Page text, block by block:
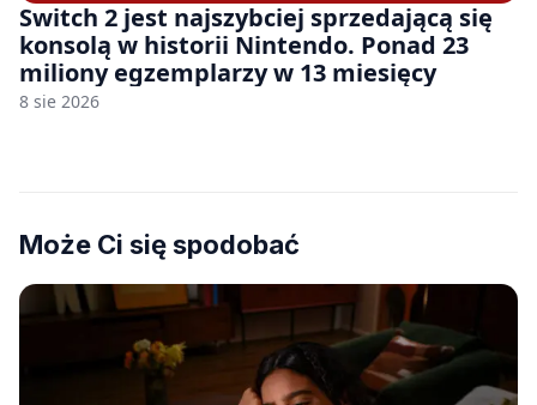
Switch 2 jest najszybciej sprzedającą się
konsolą w historii Nintendo. Ponad 23
miliony egzemplarzy w 13 miesięcy
8 sie 2026
Może Ci się spodobać